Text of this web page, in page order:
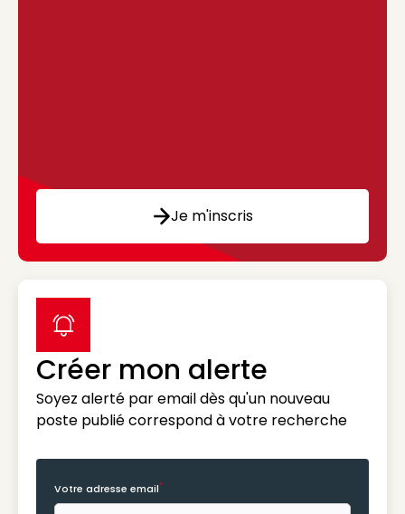
Je m'inscris
Créer mon alerte
Soyez alerté par email dès qu'un nouveau
poste publié correspond à votre recherche
label icon
Votre adresse email*